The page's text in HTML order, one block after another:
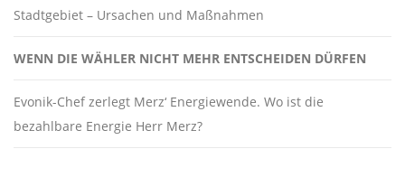
Stadtgebiet – Ursachen und Maßnahmen
WENN DIE WÄHLER NICHT MEHR ENTSCHEIDEN DÜRFEN
Evonik-Chef zerlegt Merz‘ Energiewende. Wo ist die
bezahlbare Energie Herr Merz?